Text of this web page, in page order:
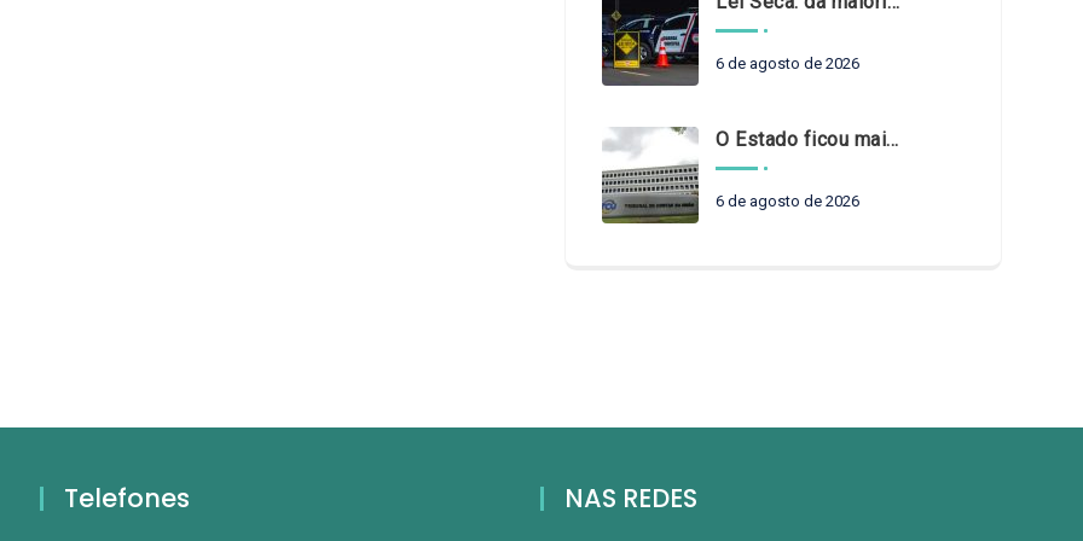
6 de agosto de 2026
O Estado ficou mais complexo. O controle precisa acompanhar
6 de agosto de 2026
Telefones NAS REDES